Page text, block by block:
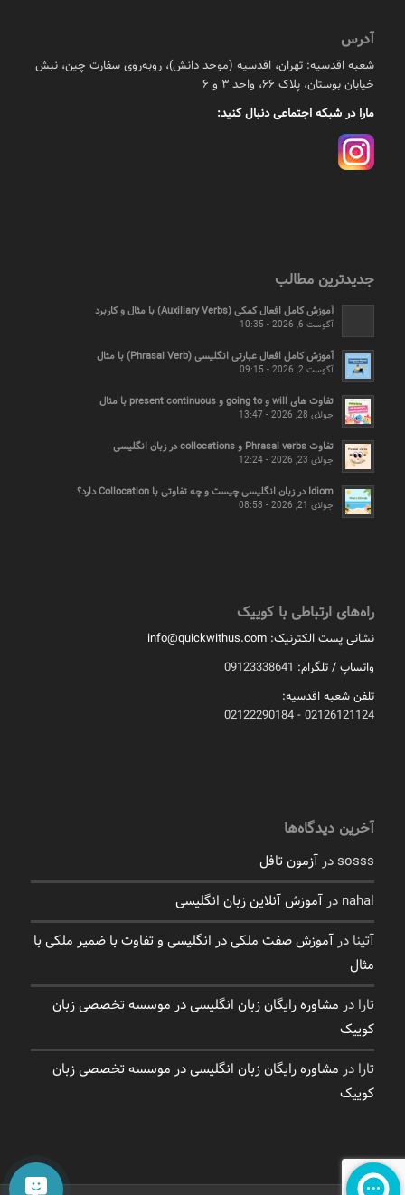
آدرس
شعبه اقدسیه: تهران، اقدسیه (موحد دانش)، روبه‌روی سفارت چین، نبش
خیابان بوستان، پلاک ۶۶، واحد ۳ و ۶
مارا در شبکه اجتماعی دنبال کنید:
جدیدترین مطالب
آموزش کامل افعال کمکی (Auxiliary Verbs) با مثال و کاربرد
آگوست 6, 2026 - 10:35
آموزش کامل افعال عبارتی انگلیسی (Phrasal Verb) با مثال
آگوست 2, 2026 - 09:15
تفاوت های will و going to و present continuous با مثال
جولای 28, 2026 - 13:47
تفاوت Phrasal verbs و collocations در زبان انگلیسی
جولای 23, 2026 - 12:24
Idiom در زبان انگلیسی چیست و چه تفاوتی با Collocation دارد؟
جولای 21, 2026 - 08:58
راه‌های ارتباطی با کوییک
نشانی پست الکترنیک: info@quickwithus.com
واتساپ / تلگرام: 09123338641
تلفن شعبه اقدسیه:
02126121124 - 02122290184
آخرین دیدگاه‌ها
sosss درآزمون تافل
nahal درآموزش آنلاین زبان انگلیسی
آتینا درآموزش صفت ملکی در انگلیسی و تفاوت با ضمیر ملکی با
مثال
تارا در مشاوره رایگان زبان انگلیسی در موسسه تخصصی زبان
کوییک
تارا در مشاوره رایگان زبان انگلیسی در موسسه تخصصی زبان
کوییک